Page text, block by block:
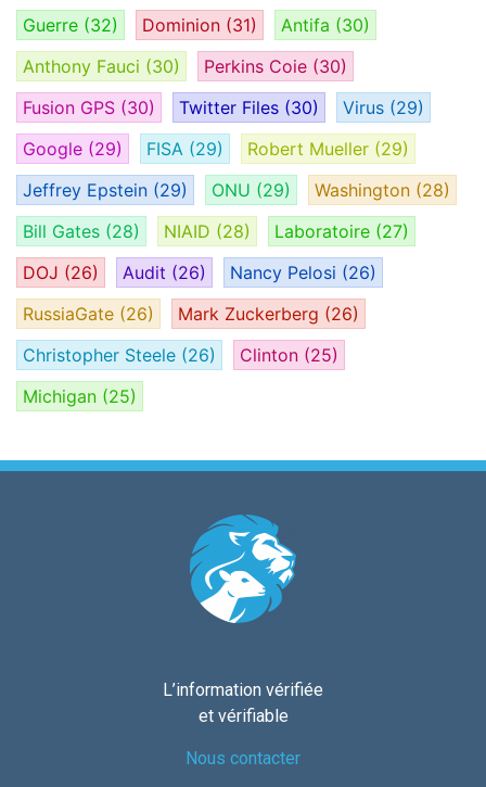
Guerre (32) Dominion (31) Antifa (30)
Anthony Fauci (30) Perkins Coie (30)
Fusion GPS (30) Twitter Files (30) Virus (29)
Google (29) FISA (29) Robert Mueller (29)
Jeffrey Epstein (29) ONU (29) Washington (28)
Bill Gates (28) NIAID (28) Laboratoire (27)
DOJ (26) Audit (26) Nancy Pelosi (26)
RussiaGate (26) Mark Zuckerberg (26)
Christopher Steele (26) Clinton (25)
Michigan (25)
L’information vérifiée
et vérifiable
Nous contacter